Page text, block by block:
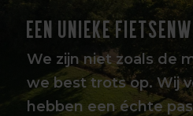
EEN UNIEKE
We zijn niet zoals de
we best trots op. Wij
hebben een échte